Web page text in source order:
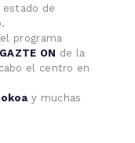
estado de
programa
GAZTE ON de la
el centro en
y muchas